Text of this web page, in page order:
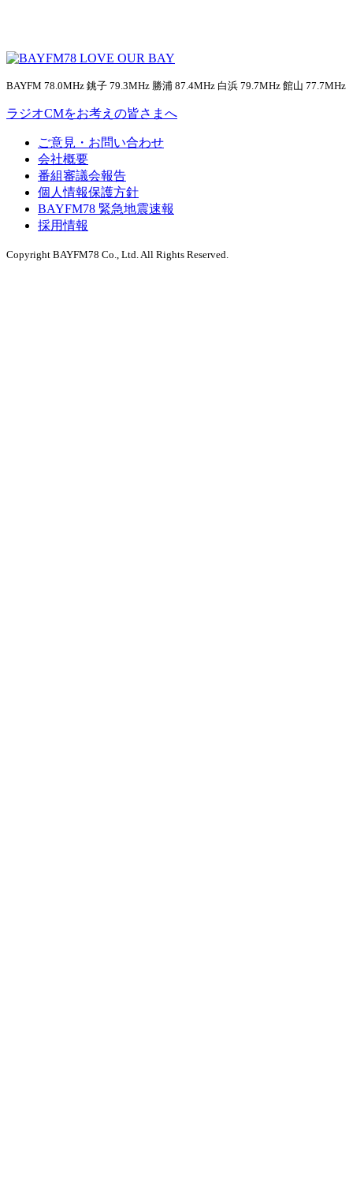
BAYFM 78.0MHz 銚子 79.3MHz 勝浦 87.4MHz 白浜 79.7MHz 館山 77.7MHz
ラジオCMをお考えの皆さまへ
ご意見・お問い合わせ
会社概要
番組審議会報告
個人情報保護方針
BAYFM78 緊急地震速報
採用情報
Copyright BAYFM78 Co., Ltd. All Rights Reserved.